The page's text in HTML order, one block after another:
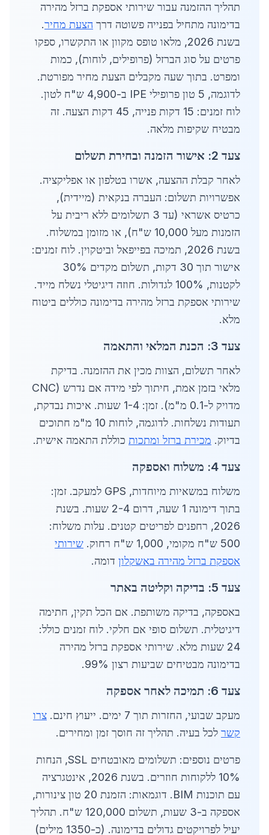
תהליך ההזמנה עבור שירותי אספקת ברזל מהירה
בדימונה מתחיל בפנייה פשוטה דרך הצעת מחיר.
בשנת 2026, מלאו טופס מקוון או התקשרו, ספקו
פרטים על סוג הברזל (פרופילים, לוחות), כמות
ומפרט. בתוך שעה מקבלים הצעת מחיר מפורטת.
לדוגמה, 5 טון פרופילי IPE ב-4,900 ש"ח לטון.
לוח זמנים: 15 דקות פנייה, 45 דקות הצעה. זה
מבטיח שקיפות מלאה.
צעד 2: אישור הזמנה ובחירת תשלום
לאחר קבלת ההצעה, אשרו בטלפון או אפליקציה.
אפשרויות תשלום: העברה בנקאית (מיידית),
כרטיס אשראי (עד 3 תשלומים ללא ריבית על
הזמנות מעל 10,000 ש"ח), או מזומן במשלוח.
בשנת 2026, תמיכה בפייפאל וביטקוין. לוח זמנים:
אישור תוך 30 דקות, תשלום מקדים 30%
לקטנות, 100% לגדולות. חוזה דיגיטלי נשלח מייד.
שירותי אספקת ברזל מהירה בדימונה כוללים ביטוח
מלא.
צעד 3: הכנת המלאי והתאמה
לאחר תשלום, הצוות מכין את ההזמנה. בדיקת
מלאי בזמן אמת, חיתוך לפי מידה אם נדרש (CNC
מדויק ל-0.1 מ"מ). זמן: 1-4 שעות. איכות נבדקת,
תעודות נשלחות. לדוגמה, לוחות 10 מ"מ חתוכים
בדיוק. מכירת ברזל ומתכות כוללת התאמה אישית.
צעד 4: משלוח ואספקה
משלוח במשאיות מיוחדות, GPS למעקב. זמן:
בתוך דימונה 1 שעה, דרום 2-4 שעות. בשנת
2026, רחפנים לפריטים קטנים. עלות משלוח:
500 ש"ח מקומי, 1,000 ש"ח רחוק.
שירותי
אספקת ברזל מהירה באשקלון דומה.
צעד 5: בדיקה וקליטה באתר
באספקה, בדיקה משותפת. אם הכל תקין, חתימה
דיגיטלית. תשלום סופי אם חלקי. לוח זמנים כולל:
24 שעות מלא. שירותי אספקת ברזל מהירה
בדימונה מבטיחים שביעות רצון 99%.
צעד 6: תמיכה לאחר אספקה
מעקב שבועי, החזרות תוך 7 ימים. ייעוץ חינם.
צרו
קשר לכל בעיה. תהליך זה חוסך זמן ומחירים.
פרטים נוספים: תשלומים מאובטחים SSL, הנחות
10% ללקוחות חוזרים. בשנת 2026, אינטגרציה
עם תוכנות BIM. דוגמאות: הזמנת 20 טון צינורות,
אספקה ב-3 שעות, תשלום 120,000 ש"ח. תהליך
יעיל לפרויקטים גדולים בדימונה. (כ-1350 מילים)